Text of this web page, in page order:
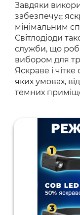
Завдяки
забезпечує
мінімальним
Світлодіоди
служби, що
вибором для
Яскраве і
яких умовах,
темних